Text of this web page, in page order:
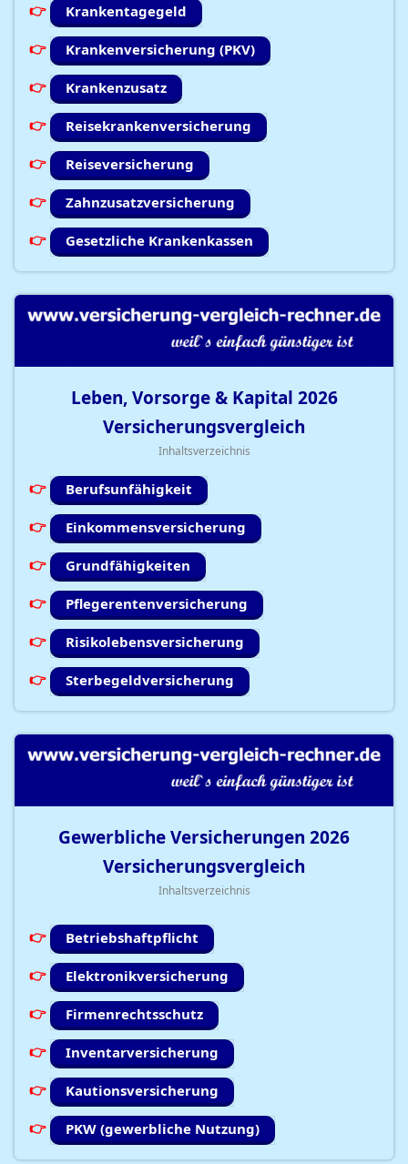
Krankentagegeld
Krankenversicherung (PKV)
Krankenzusatz
Reisekrankenversicherung
Reiseversicherung
Zahnzusatzversicherung
Gesetzliche Krankenkassen
Leben, Vorsorge & Kapital 2026
Versicherungsvergleich
Inhaltsverzeichnis
Berufsunfähigkeit
Einkommensversicherung
Grundfähigkeiten
Pflegerentenversicherung
Risikolebensversicherung
Sterbegeldversicherung
Gewerbliche Versicherungen 2026
Versicherungsvergleich
Inhaltsverzeichnis
Betriebshaftpflicht
Elektronikversicherung
Firmenrechtsschutz
Inventarversicherung
Kautionsversicherung
PKW (gewerbliche Nutzung)